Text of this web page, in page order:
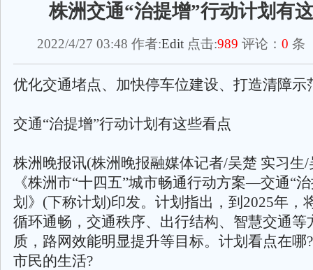
株洲交通“治提增”行动计划有
2022/4/27 03:48 作者:Edit 点击:989 评论： 0 条
优化交通堵点、加快停车位建设、打造清障
交通“治提增”行动计划有这些看点
株洲晚报讯(株洲晚报融媒体记者/吴楚 实习生
《株洲市“十四五”城市畅通行动方案—交通“
划》(下称计划)印发。计划指出，到2025年，
循环通畅，交通秩序、出行结构、智慧交通等
质，路网效能明显提升等目标。计划看点在哪
市民的生活?